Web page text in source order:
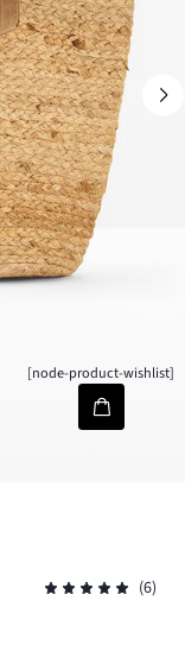
[node-product-wishlist]
(6)